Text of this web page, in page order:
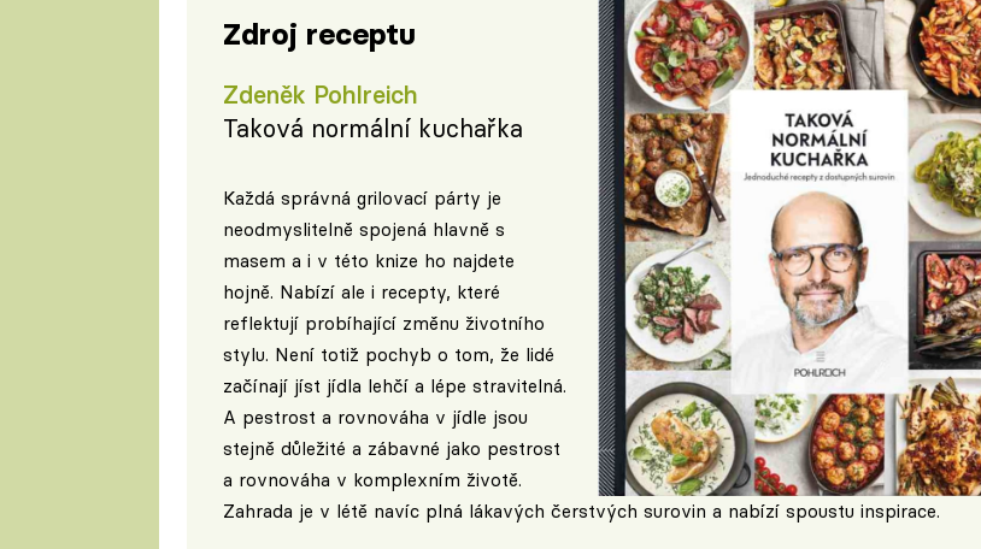
Zdroj receptu
Zdeněk Pohlreich
Taková normální kuchařka
Každá správná grilovací párty je
neodmyslitelně spojená hlavně s
masem a i v této knize ho najdete
hojně. Nabízí ale i recepty, které
reflektují probíhající změnu životního
stylu. Není totiž pochyb o tom, že lidé
začínají jíst jídla lehčí a lépe stravitelná.
A pestrost a rovnováha v jídle jsou
stejně důležité a zábavné jako pestrost
a rovnováha v komplexním životě.
Zahrada je v létě navíc plná lákavých čerstvých surovin a nabízí spoustu inspirace.